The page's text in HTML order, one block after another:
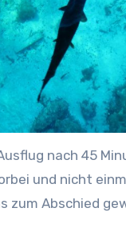
nach 45
und nicht
zum Abschied